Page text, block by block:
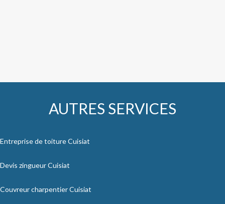
AUTRES SERVICES
Entreprise de toiture Cuisiat
Devis zingueur Cuisiat
Couvreur charpentier Cuisiat